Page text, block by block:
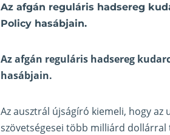
Az afgán reguláris hadsereg
Policy hasábjain.
Az afgán reguláris hadsereg
hasábjain.
Az ausztrál újságíró kiemeli, hogy az
szövetségesei több milliárd dollárral